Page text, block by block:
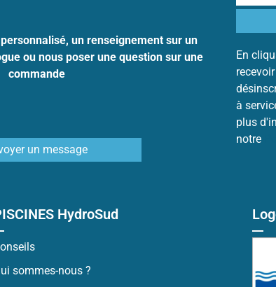
un renseignement sur un
ou nous poser une question sur une
commande
un message
En
à
plus
notre
HydroSud
sommes-nous ?